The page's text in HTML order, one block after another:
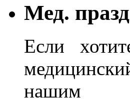
Мед.
Если
нашим